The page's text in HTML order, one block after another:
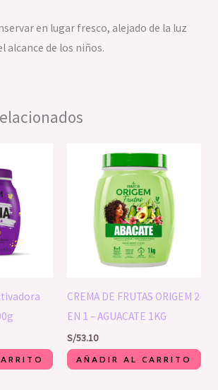
en lugar fresco, alejado de la luz
alcance de los niños.
CREMA DE FRUTAS ORIGEM 2
EN 1 – AGUACATE 1KG
S/53.10
AÑADIR AL CARRITO